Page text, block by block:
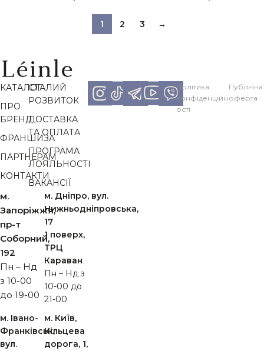
1 2 3 →
м.
Запоріжжя,
пр-т
Cоборний,
192
Пн – Нд
з 10-00
до 19-00
м. Дніпро, вул.
Нижньодніпровська,
17
1 поверх,
ТРЦ
Караван
Пн – Нд з
10-00 до
21-00
м. Івано-
Франківськ,
вул.
м. Київ,
Кільцева
дорога, 1,
КАТАЛОГ
ПРО
БРЕНД
ФРАНШИЗА
ПАРТНЕРАМ
КОНТАКТИ
СТАЛИЙ
РОЗВИТОК
ДОСТАВКА
ТА ОПЛАТА
ПРОГРАМА
ЛОЯЛЬНОСТІ
ВАКАНСІЇ
Політика
конфіденційн
ості
Публічна
оферта